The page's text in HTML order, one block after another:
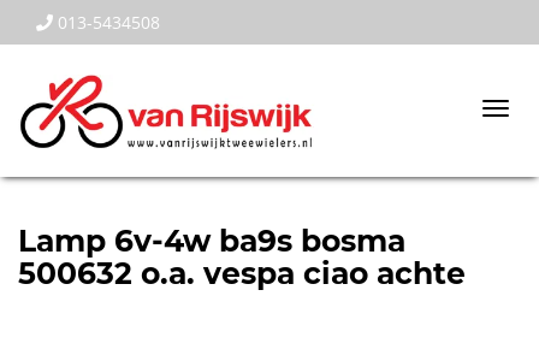
013-5434508
Lamp 6v-4w ba9s bosma
500632 o.a. vespa ciao achte